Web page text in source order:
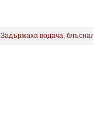
Задържаха водача,